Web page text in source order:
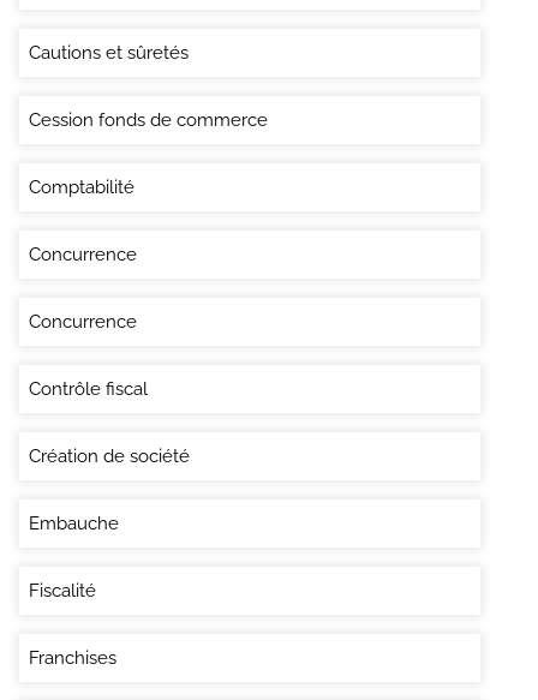
Cautions et sûretés
Cession fonds de commerce
Comptabilité
Concurrence
Concurrence
Contrôle fiscal
Création de société
Embauche
Fiscalité
Franchises